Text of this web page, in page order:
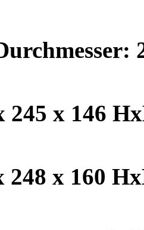
245 x 146
248 x 160